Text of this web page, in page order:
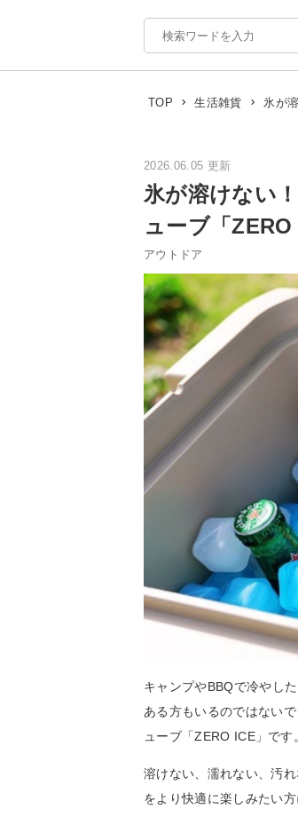
TOP 生活雑貨 氷が
2026.06.05 更新
氷が溶けない
ューブ「ZERO
アウトドア
キャンプやBBQで冷やし
ある方もいるのではない
ューブ「ZERO ICE」です
溶けない、濡れない、汚
をより快適に楽しみたい方